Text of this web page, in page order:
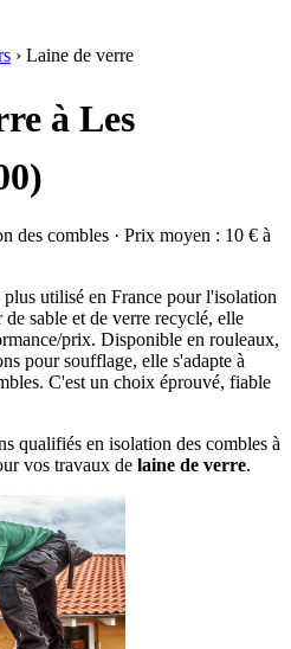
› Laine de verre
à Les
des combles · Prix moyen : 10 € à
utilisé en France pour l'isolation
sable et de verre recyclé, elle
prix. Disponible en rouleaux,
pour soufflage, elle s'adapte à
C'est un choix éprouvé, fiable
qualifiés en isolation des combles à
vos travaux de laine de verre.